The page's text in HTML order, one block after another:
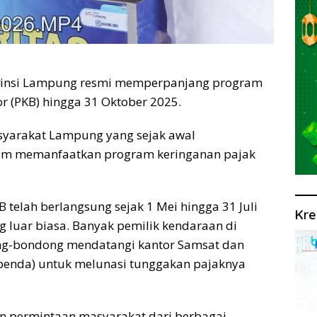
Lampung resmi memperpanjang program
hingga 31 Oktober 2025.
Lampung yang sejak awal
memanfaatkan program keringanan pajak
telah berlangsung sejak 1 Mei hingga 31 Juli
luar biasa. Banyak pemilik kendaraan di
bondong mendatangi kantor Samsat dan
untuk melunasi tunggakan pajaknya